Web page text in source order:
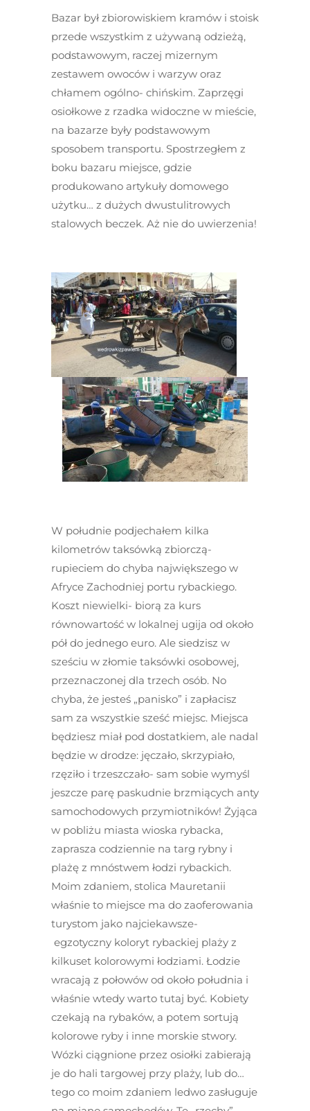
Bazar był zbiorowiskiem kramów i stoisk
przede wszystkim z używaną odzieżą,
podstawowym, raczej mizernym
zestawem owoców i warzyw oraz
chłamem ogólno- chińskim. Zaprzęgi
osiołkowe z rzadka widoczne w mieście,
na bazarze były podstawowym
sposobem transportu. Spostrzegłem z
boku bazaru miejsce, gdzie
produkowano artykuły domowego
użytku… z dużych dwustulitrowych
stalowych beczek. Aż nie do uwierzenia!
W południe podjechałem kilka
kilometrów taksówką zbiorczą-
rupieciem do chyba największego w
Afryce Zachodniej portu rybackiego.
Koszt niewielki- biorą za kurs
równowartość w lokalnej ugija od około
pół do jednego euro. Ale siedzisz w
sześciu w złomie taksówki osobowej,
przeznaczonej dla trzech osób. No
chyba, że jesteś „panisko” i zapłacisz
sam za wszystkie sześć miejsc. Miejsca
będziesz miał pod dostatkiem, ale nadal
będzie w drodze: jęczało, skrzypiało,
rzęziło i trzeszczało- sam sobie wymyśl
jeszcze parę paskudnie brzmiących anty
samochodowych przymiotników! Żyjąca
w pobliżu miasta wioska rybacka,
zaprasza codziennie na targ rybny i
plażę z mnóstwem łodzi rybackich.
Moim zdaniem, stolica Mauretanii
właśnie to miejsce ma do zaoferowania
turystom jako najciekawsze-
egzotyczny koloryt rybackiej plaży z
kilkuset kolorowymi łodziami. Łodzie
wracają z połowów od około południa i
właśnie wtedy warto tutaj być. Kobiety
czekają na rybaków, a potem sortują
kolorowe ryby i inne morskie stwory.
Wózki ciągnione przez osiołki zabierają
je do hali targowej przy plaży, lub do…
tego co moim zdaniem ledwo zasługuje